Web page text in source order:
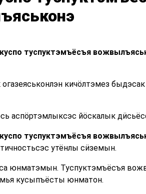
туспуктэмъёсъя
кичӧлтэмез быдэсак
аспӧртэмлыксэс йӧскалык
туспуктэмъёсъя
утёнлы сӥземын.
юнматэмын. Туспуктэмъёсъя
кусыпъёсты юнматон.